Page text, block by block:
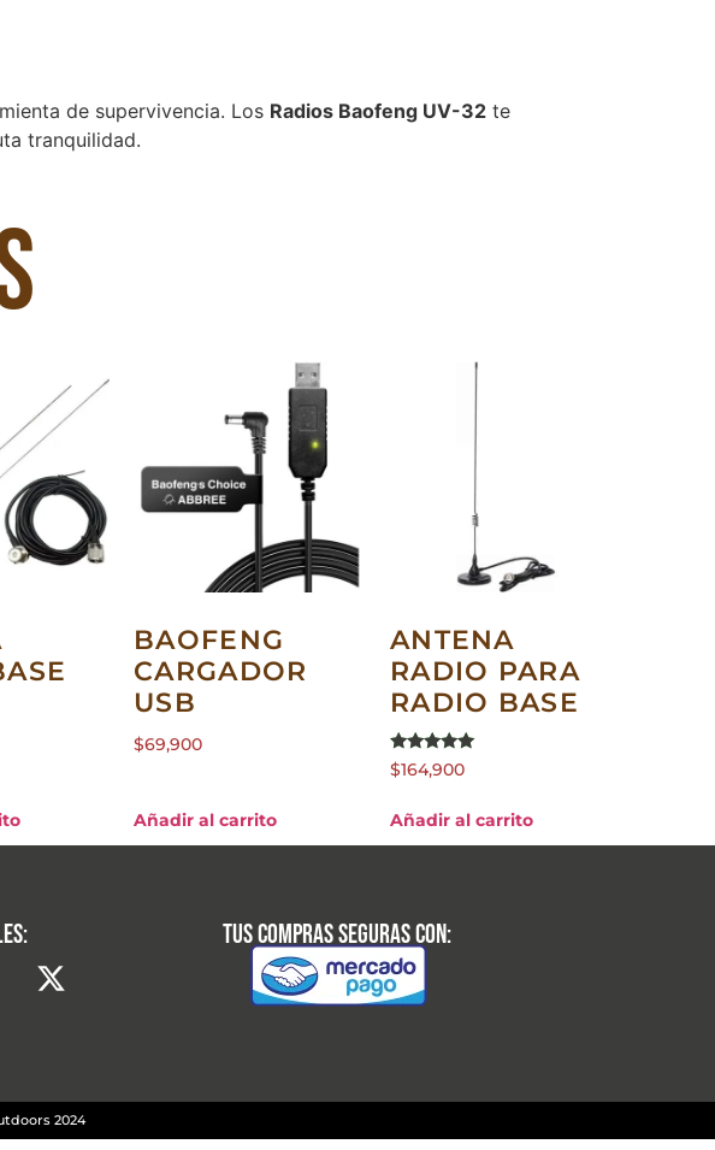
de supervivencia. Los Radios Baofeng UV-32 te
tranquilidad.
BAOFENG
CARGADOR
USB
$69,900
Añadir al carrito
ANTENA
RADIO PARA
RADIO BASE
Valorado en
5.00
$164,900
Añadir al carrito
Tus compras seguras con:
2024